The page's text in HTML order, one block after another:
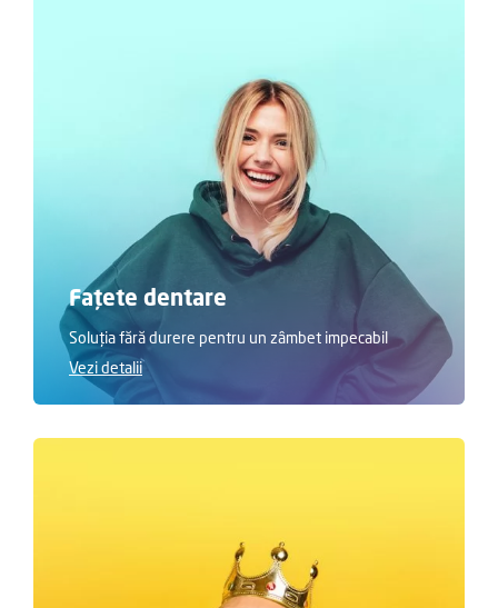
Fațete dentare
Soluția fără durere pentru un zâmbet impecabil
Vezi detalii